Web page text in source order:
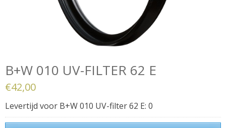
B+W 010 UV-FILTER 62 E
€42,00
Levertijd voor B+W 010 UV-filter 62 E: 0